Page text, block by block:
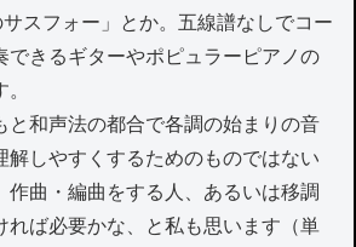
スフォー」とか。五線譜なしでコー
できるギターやポピュラーピアノの
と和声法の都合で各調の始まりの音
解しやすくするためのものではない
作曲・編曲をする人、あるいは移調
れば必要かな、と私も思います（単